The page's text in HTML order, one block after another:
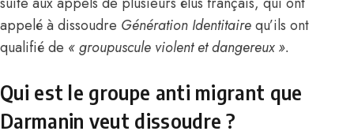
appelé à dissoudre Génération Identitairequ’ils ont
qualifié de « groupuscule violent et dangereux ».
Qui est le groupe anti migrant que
Darmanin veut dissoudre ?